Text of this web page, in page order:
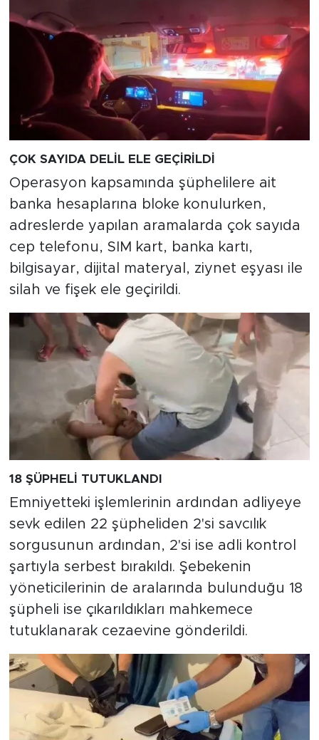
ÇOK SAYIDA DELİL ELE GEÇİRİLDİ
Operasyon kapsamında şüphelilere ait
banka hesaplarına bloke konulurken,
adreslerde yapılan aramalarda çok sayıda
cep telefonu, SIM kart, banka kartı,
bilgisayar, dijital materyal, ziynet eşyası ile
silah ve fişek ele geçirildi.
18 ŞÜPHELİ TUTUKLANDI
Emniyetteki işlemlerinin ardından adliyeye
sevk edilen 22 şüpheliden 2'si savcılık
sorgusunun ardından, 2'si ise adli kontrol
şartıyla serbest bırakıldı. Şebekenin
yöneticilerinin de aralarında bulunduğu 18
şüpheli ise çıkarıldıkları mahkemece
tutuklanarak cezaevine gönderildi.